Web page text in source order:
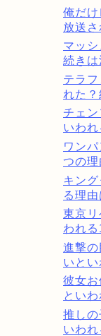
俺だ
放送
マッ
続きは
テラ
れた
チェ
いわれ
ワン
つの理
キン
る理
東京
われる
進撃
いと
彼女
とい
推し
いわれ